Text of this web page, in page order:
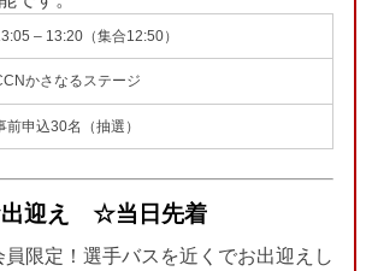
– 13:20（集合12:50）
かさなるステージ
前申込30名（抽選）
出迎え ☆当日先着
限定！選手バスを近くでお出迎えし